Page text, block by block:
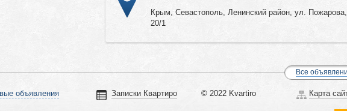
Крым, Севастополь, Ленинский район, ул. Пожарова,
20/1
Все
объявления Записки Квартиро © 2022 Kvartiro Карта